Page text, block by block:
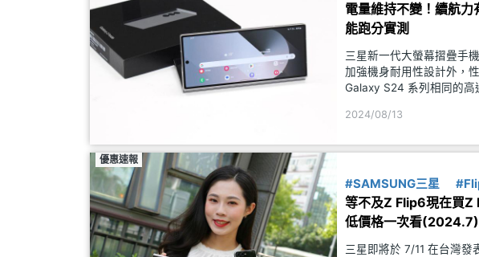
電量維持不變！續航
能跑分實測
三星新一代大螢幕摺疊手
加強機身耐用性設計外，
Galaxy S24 系列相同的
2024/08/13
優惠速報
#SAMSUNG三星
等不及Z Flip6現在買Z
低價格一次看(2024.7)
三星即將於 7/11 在台灣發